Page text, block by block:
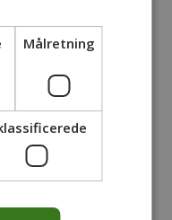
Målretning